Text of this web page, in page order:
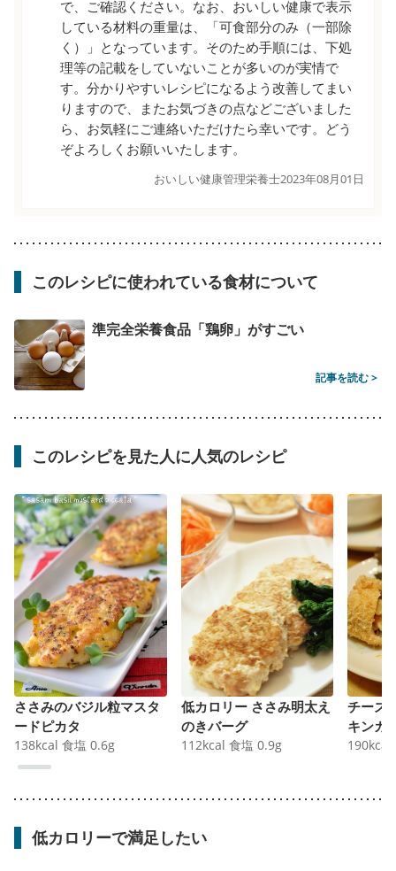
で、ご確認ください。なお、おいしい健康で表示
している材料の重量は、「可食部分のみ（一部除
く）」となっています。そのため手順には、下処
理等の記載をしていないことが多いのが実情で
す。分かりやすいレシピになるよう改善してまい
りますので、またお気づきの点などございました
ら、お気軽にご連絡いただけたら幸いです。どう
ぞよろしくお願いいたします。
おいしい健康管理栄養士2023年08月01日
このレシピに使われている食材について
準完全栄養食品「鶏卵」がすごい
記事を読む >
このレシピを見た人に人気のレシピ
ささみのバジル粒マスタ
ードピカタ
138kcal 食塩 0.6g
低カロリー ささみ明太え
のきバーグ
112kcal 食塩 0.9g
チーズ
キンカ
190kcal
低カロリーで満足したい